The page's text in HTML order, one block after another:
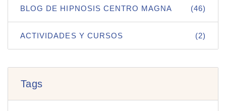
BLOG DE HIPNOSIS CENTRO MAGNA (46)
ACTIVIDADES Y CURSOS (2)
Tags